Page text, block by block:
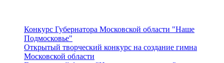
Конкурс Губернатора Московской области "Наше
Подмосковье"
Открытый творческий конкурс на создание гимна
Московской области